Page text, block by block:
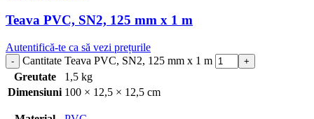
Teava PVC, SN2, 125 mm x 1 m
Autentifică-te ca să vezi prețurile
Cantitate Teava PVC, SN2, 125 mm x 1 m
Greutate
1,5 kg
Dimensiuni 100 × 12,5 × 12,5 cm